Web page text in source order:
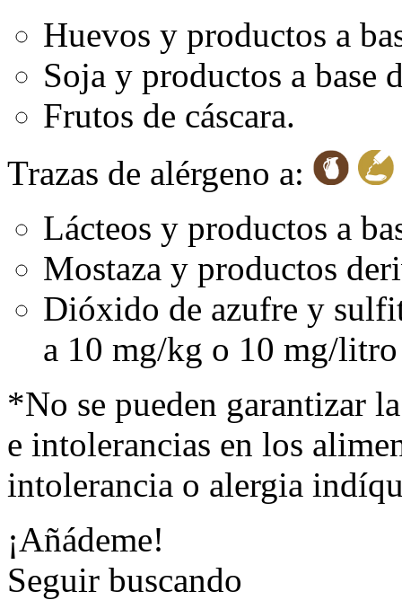
Huevos y productos a
Soja y productos a base
Frutos de cáscara.
Trazas de alérgeno a:
Lácteos y productos a
Mostaza y productos
Dióxido de azufre y
a 10 mg/kg o 10 mg/
*No se pueden garantizar
e intolerancias en los
intolerancia o alergia
¡Añádeme!
Seguir buscando